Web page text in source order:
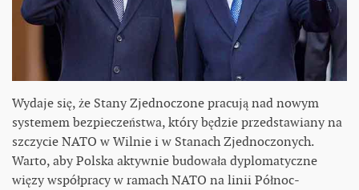
Wydaje się, że Stany Zjednoczone pracują nad nowym
systemem bezpieczeństwa, który będzie przedstawiany na
szczycie NATO w Wilnie i w Stanach Zjednoczonych.
Warto, aby Polska aktywnie budowała dyplomatyczne
więzy współpracy w ramach NATO na linii Północ-